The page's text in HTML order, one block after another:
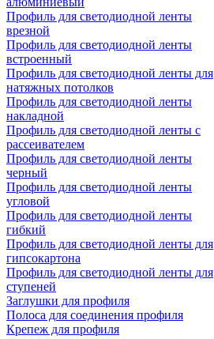
Профиль для светодиодной ленты
врезной
Профиль для светодиодной ленты
встроенный
Профиль для светодиодной ленты для
натяжных потолков
Профиль для светодиодной ленты
накладной
Профиль для светодиодной ленты с
рассеивателем
Профиль для светодиодной ленты
черный
Профиль для светодиодной ленты
угловой
Профиль для светодиодной ленты
гибкий
Профиль для светодиодной ленты для
гипсокартона
Профиль для светодиодной ленты для
ступеней
Заглушки для профиля
Полоса для соединения профиля
Крепеж для профиля